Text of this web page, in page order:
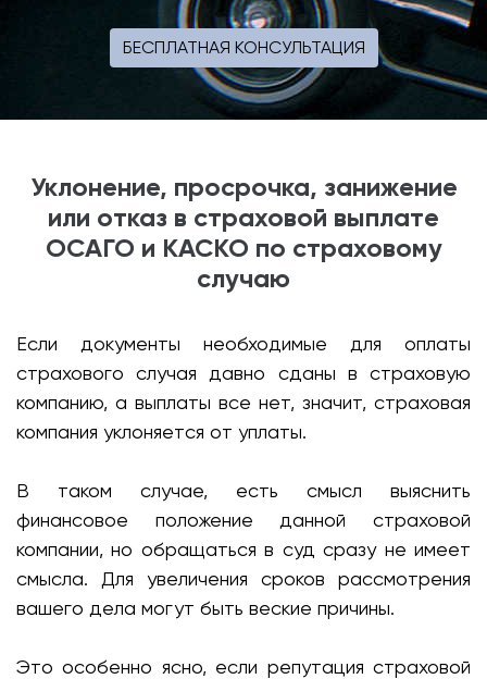
БЕСПЛАТНАЯ КОНСУЛЬТАЦИЯ
Уклонение, просрочка, занижение
или отказ в страховой выплате
ОСАГО и КАСКО по страховому
случаю
Если документы необходимые для оплаты
страхового случая давно сданы в страховую
компанию, а выплаты все нет, значит, страховая
компания уклоняется от уплаты.
В таком случае, есть смысл выяснить
финансовое положение данной страховой
компании, но обращаться в суд сразу не имеет
смысла. Для увеличения сроков рассмотрения
вашего дела могут быть веские причины.
Это особенно ясно, если репутация страховой